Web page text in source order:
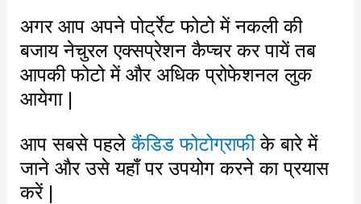
अगर आप अपने पोर्ट्रेट फोटो में नकली की
बजाय नेचुरल एक्सप्रेशन कैप्चर कर पायें तब
आपकी फोटो में और अधिक प्रोफेशनल लुक
आयेगा |
आप सबसे पहलेकैंडिड फोटोग्राफीके बारे में
जाने और उसे यहाँ पर उपयोग करने का प्रयास
करें |